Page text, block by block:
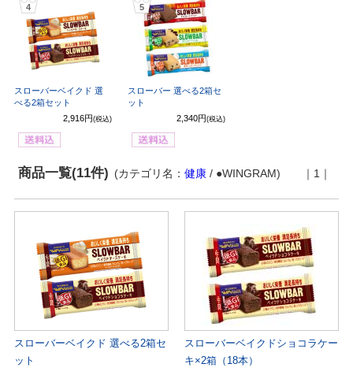
4
スローバーベイクド 選
べる2箱セット
2,916円 (税込)
5
スローバー 選べる2箱セ
ット
2,340円 (税込)
商品一覧(11件) ｜1｜
(カテゴリ名： 健康/ ●WINGRAM)
スローバーベイクド 選べる2箱セ
ット
スローバーベイクドショコラケー
キ×2箱（18本）